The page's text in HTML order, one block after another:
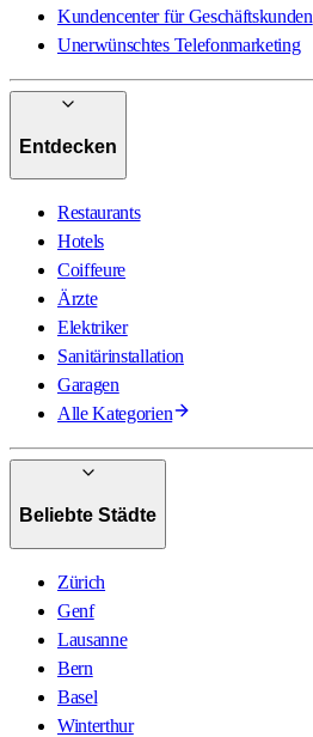
Kundencenter für Geschäftskunden
Unerwünschtes Telefonmarketing
Entdecken
Restaurants
Hotels
Coiffeure
Ärzte
Elektriker
Sanitärinstallation
Garagen
Alle Kategorien
Beliebte Städte
Zürich
Genf
Lausanne
Bern
Basel
Winterthur